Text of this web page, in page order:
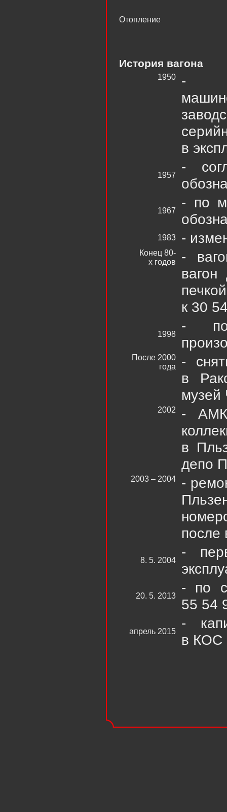
Отопление
История вагона
1950
-
в
1957
-
1967
- по
1983 -
Конец 80-
х годов
-
вагон
к 30
1998
-
После 2000
года
-
в
музей
2002
- АМК
в
депо
2003 – 2004
-
после
8. 5. 2004
-
20. 5. 2013
- по
55 54
апрель 2015
-
в КОС